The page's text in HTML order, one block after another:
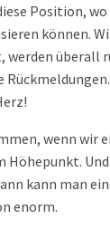
Position, wo
können.
werden überall
wenn wir
Höhepunkt.
kann man
enorm.